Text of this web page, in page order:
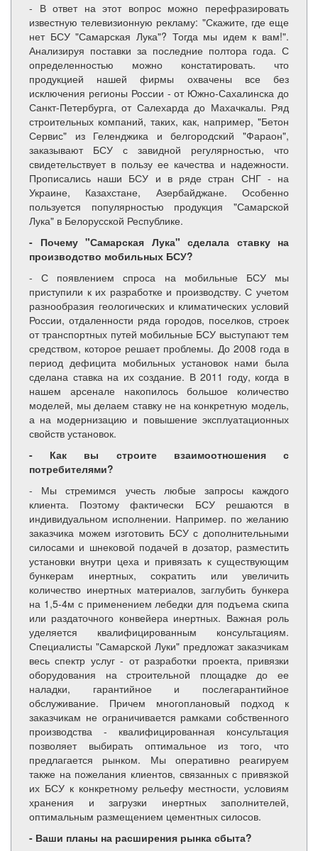
- В ответ на этот вопрос можно перефразировать
известную телевизионную рекламу: "Скажите, где еще
нет БСУ "Самарская Лука"? Тогда мы идем к вам!".
Анализируя поставки за последние полтора года. С
определенностью можно констатировать. что
продукцией нашей фирмы охвачены все без
исключения регионы России - от Южно-Сахалинска до
Санкт-Петербурга, от Салехарда до Махачкалы. Ряд
строительных компаний, таких, как, например, "Бетон
Сервис" из Геленджика и белгородский "Фараон",
заказывают БСУ с завидной регулярностью, что
свидетельствует в пользу ее качества и надежности.
Прописались наши БСУ и в ряде стран СНГ - на
Украине, Казахстане, Азербайджане. Особенно
пользуется популярностью продукция "Самарской
Лука" в Белорусской Республике.
- Почему "Самарская Лука" сделала ставку на
производство мобильных БСУ?
- С появлением спроса на мобильные БСУ мы
приступили к их разработке и производству. С учетом
разнообразия геологических и климатических условий
России, отдаленности ряда городов, поселков, строек
от транспортных путей мобильные БСУ выступают тем
средством, которое решает проблемы. До 2008 года в
период дефицита мобильных установок нами была
сделана ставка на их создание. В 2011 году, когда в
нашем арсенале накопилось большое количество
моделей, мы делаем ставку не на конкретную модель,
а на модернизацию и повышение эксплуатационных
свойств установок.
- Как вы строите взаимоотношения с
потребителями?
- Мы стремимся учесть любые запросы каждого
клиента. Поэтому фактически БСУ решаются в
индивидуальном исполнении. Например. по желанию
заказчика можем изготовить БСУ с дополнительными
силосами и шнековой подачей в дозатор, разместить
установки внутри цеха и привязать к существующим
бункерам инертных, сократить или увеличить
количество инертных материалов, заглубить бункера
на 1,5-4м с применением лебедки для подъема скипа
или раздаточного конвейера инертных. Важная роль
уделяется квалифицированным консультациям.
Специалисты "Самарской Луки" предложат заказчикам
весь спектр услуг - от разработки проекта, привязки
оборудования на строительной площадке до ее
наладки, гарантийное и послегарантийное
обслуживание. Причем многоплановый подход к
заказчикам не ограничивается рамками собственного
производства - квалифицированная консультация
позволяет выбирать оптимальное из того, что
предлагается рынком. Мы оперативно реагируем
также на пожелания клиентов, связанных с привязкой
их БСУ к конкретному рельефу местности, условиям
хранения и загрузки инертных заполнителей,
оптимальным размещением цементных силосов.
- Ваши планы на расширения рынка сбыта?